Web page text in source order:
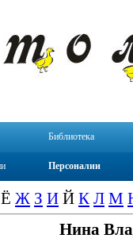
Библиотека
Персоналии
Ё Ж З И Й К Л М
Нина